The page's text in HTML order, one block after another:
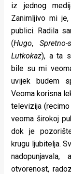
iz jednog
Zanimljivo mi
publici. Radila
(Hugo,Spretno-
Lutkokaz), a ta
bile su mi
uvijek budem
Veoma korisna
televizija
veoma širokoj
dok je
krugu ljubitelja.
otvorenost,